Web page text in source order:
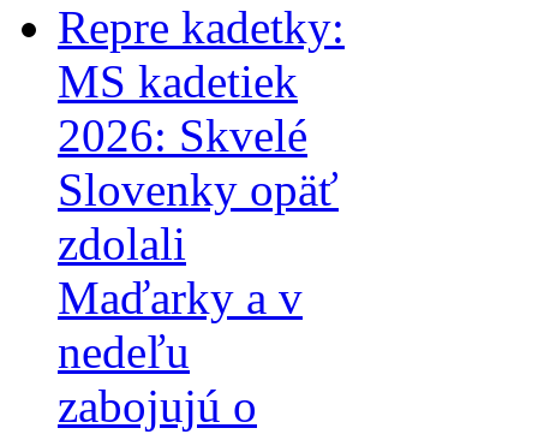
Repre kadetky:
MS kadetiek
2026: Skvelé
Slovenky opäť
zdolali
Maďarky a v
nedeľu
zabojujú o